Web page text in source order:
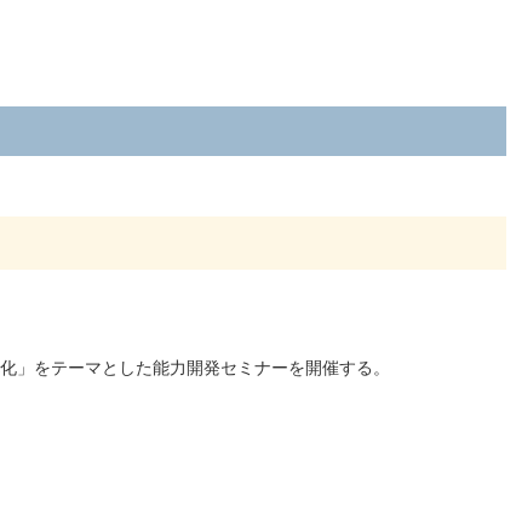
をテーマとした能力開発セミナーを開催する。